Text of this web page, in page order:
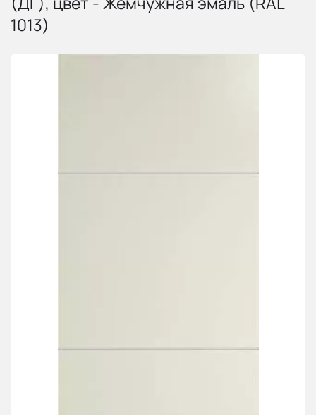
1013)